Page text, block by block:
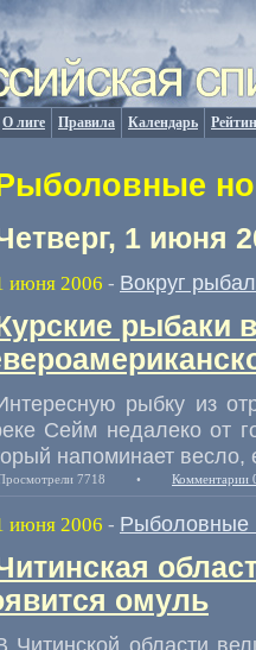
О лиге Правила Календарь
1 июня
июня 2006 - Вокруг
рыбаки
рыбку из
Сейм недалеко от
напоминает
7718 • Комментарии
июня 2006 - Рыболовные
омуль
Читинской области